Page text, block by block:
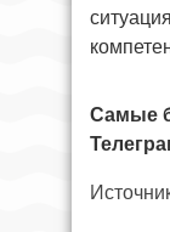
Самые